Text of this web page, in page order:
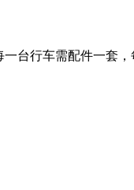
台行车需配件一套，